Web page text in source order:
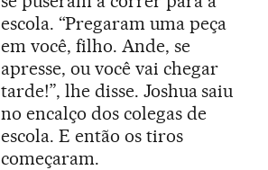
escola. “Pregaram uma peça
em você, filho. Ande, se
apresse, ou você vai chegar
tarde!”, lhe disse. Joshua saiu
no encalço dos colegas de
escola. E então os tiros
começaram.